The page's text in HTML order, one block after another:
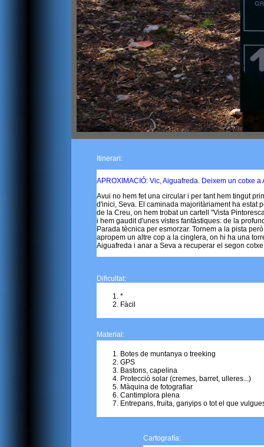
Itinerari:
APROXIMACIÓ: Vic, Aiguafreda. Deixem un cotxe
Avui no hem fet una circular i per tant hem tingut
d'inici, Seva. El caminada majoritàriament ha estat
de la Creu, on hem trobat un cartell "Vista
i hem gaudit d'unes vistes fantàstiques: de la
Parada tècnica per esmorzar. Tornem a la pista
apropem un altre cop a la cinglera, on hi ha una
Aiguafreda i anar a Seva a recuperar el segon
Dificultat:
*
Fàcil
Material:
Botes de muntanya o treeking
GPS
Bastons, capelina
Protecció solar (cremes, barret, ulleres...)
Màquina de fotografiar
Cantimplora plena
Entrepans, fruita, ganyips o tot el que
Cartografía: